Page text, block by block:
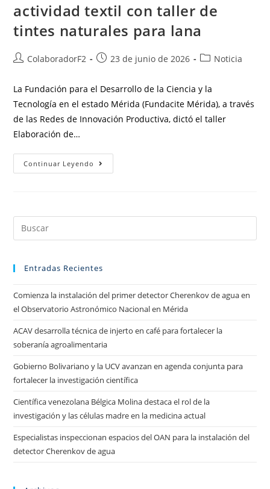
actividad textil con taller de
tintes naturales para lana
ColaboradorF2 23 de junio de 2026 Noticia
La Fundación para el Desarrollo de la Ciencia y la
Tecnología en el estado Mérida (Fundacite Mérida), a través
de las Redes de Innovación Productiva, dictó el taller
Elaboración de…
Continuar Leyendo
Entradas Recientes
Comienza la instalación del primer detector Cherenkov de agua en
el Observatorio Astronómico Nacional en Mérida
ACAV desarrolla técnica de injerto en café para fortalecer la
soberanía agroalimentaria
Gobierno Bolivariano y la UCV avanzan en agenda conjunta para
fortalecer la investigación científica
Científica venezolana Bélgica Molina destaca el rol de la
investigación y las células madre en la medicina actual
Especialistas inspeccionan espacios del OAN para la instalación del
detector Cherenkov de agua